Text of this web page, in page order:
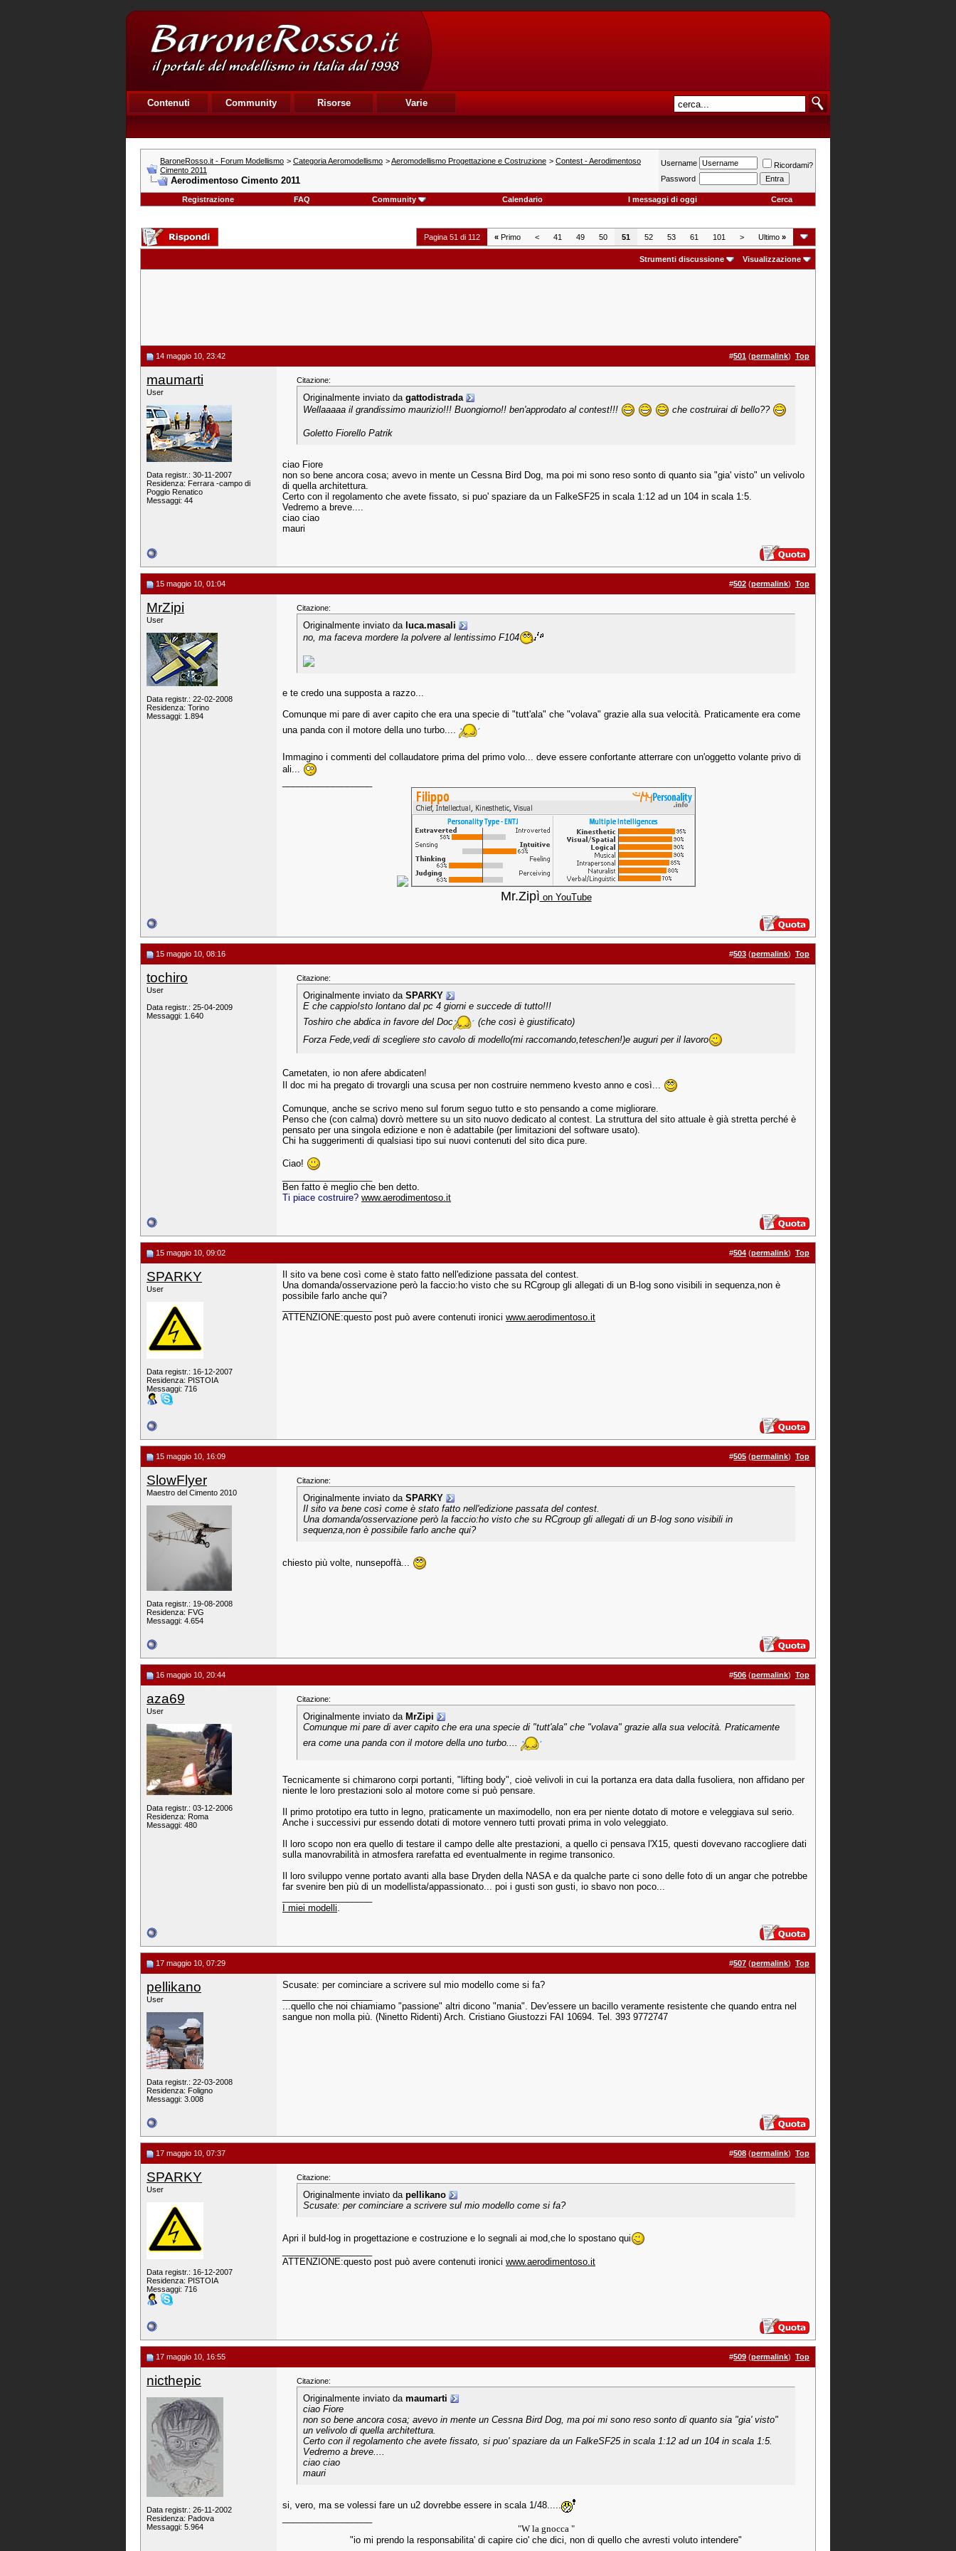
Contenuti Community Risorse Varie
BaroneRosso.it - Forum Modellismo > Categoria Aeromodellismo >Aeromodellismo Progettazione e Costruzione > Contest - Aerodimentoso
Cimento 2011
Aerodimentoso Cimento 2011
Username
Ricordami?
Password
Registrazione FAQ Community Calendario I messaggi di oggi Cerca
Pagina 51 di 112 « Primo < 41 49 50 51 52 53 61 101 > Ultimo »
Strumenti discussione Visualizzazione
14 maggio 10, 23:42 #501 (permalink) Top
maumarti
User
Data registr.: 30-11-2007
Residenza: Ferrara -campo di
Poggio Renatico
Messaggi: 44
Citazione:
Originalmente inviato da gattodistrada
Wellaaaaa il grandissimo maurizio!!! Buongiorno!! ben'approdato al contest!!!
che costruirai di bello??
Goletto Fiorello Patrik
ciao Fiore
non so bene ancora cosa; avevo in mente un Cessna Bird Dog, ma poi mi sono reso sonto di quanto sia "gia' visto" un velivolo
di quella architettura.
Certo con il regolamento che avete fissato, si puo' spaziare da un FalkeSF25 in scala 1:12 ad un 104 in scala 1:5.
Vedremo a breve....
ciao ciao
mauri
15 maggio 10, 01:04 #502 (permalink) Top
MrZipi
User
Data registr.: 22-02-2008
Residenza: Torino
Messaggi: 1.894
Citazione:
Originalmente inviato da luca.masali
no, ma faceva mordere la polvere al lentissimo F104
e te credo una supposta a razzo...
Comunque mi pare di aver capito che era una specie di "tutt'ala" che "volava" grazie alla sua velocità. Praticamente era come
una panda con il motore della uno turbo....
Immagino i commenti del collaudatore prima del primo volo... deve essere confortante atterrare con un'oggetto volante privo di
ali...
Mr.Zipì on YouTube
15 maggio 10, 08:16 #503 (permalink) Top
tochiro
User
Data registr.: 25-04-2009
Messaggi: 1.640
Citazione:
Originalmente inviato da SPARKY
E che cappio!sto lontano dal pc 4 giorni e succede di tutto!!!
Toshiro che abdica in favore del Doc
(che così è giustificato)
Forza Fede,vedi di scegliere sto cavolo di modello(mi raccomando,teteschen!)e auguri per il lavoro
Cametaten, io non afere abdicaten!
Il doc mi ha pregato di trovargli una scusa per non costruire nemmeno kvesto anno e così...
Comunque, anche se scrivo meno sul forum seguo tutto e sto pensando a come migliorare.
Penso che (con calma) dovrò mettere su un sito nuovo dedicato al contest. La struttura del sito attuale è già stretta perché è
pensato per una singola edizione e non è adattabile (per limitazioni del software usato).
Chi ha suggerimenti di qualsiasi tipo sui nuovi contenuti del sito dica pure.
Ciao!
Ben fatto è meglio che ben detto.
Ti piace costruire? www.aerodimentoso.it
15 maggio 10, 09:02 #504 (permalink) Top
SPARKY
User
Data registr.: 16-12-2007
Residenza: PISTOIA
Messaggi: 716
Il sito va bene così come è stato fatto nell'edizione passata del contest.
Una domanda/osservazione però la faccio:ho visto che su RCgroup gli allegati di un B-log sono visibili in sequenza,non è
possibile farlo anche qui?
ATTENZIONE:questo post può avere contenuti ironici www.aerodimentoso.it
15 maggio 10, 16:09 #505 (permalink) Top
SlowFlyer
Maestro del Cimento 2010
Data registr.: 19-08-2008
Residenza: FVG
Messaggi: 4.654
Citazione:
Originalmente inviato da SPARKY
Il sito va bene così come è stato fatto nell'edizione passata del contest.
Una domanda/osservazione però la faccio:ho visto che su RCgroup gli allegati di un B-log sono visibili in
sequenza,non è possibile farlo anche qui?
chiesto più volte, nunsepoffà...
16 maggio 10, 20:44 #506 (permalink) Top
aza69
User
Data registr.: 03-12-2006
Residenza: Roma
Messaggi: 480
Citazione:
Originalmente inviato da MrZipi
Comunque mi pare di aver capito che era una specie di "tutt'ala" che "volava" grazie alla sua velocità. Praticamente
era come una panda con il motore della uno turbo....
Tecnicamente si chimarono corpi portanti, "lifting body", cioè velivoli in cui la portanza era data dalla fusoliera, non affidano per
niente le loro prestazioni solo al motore come si può pensare.
Il primo prototipo era tutto in legno, praticamente un maximodello, non era per niente dotato di motore e veleggiava sul serio.
Anche i successivi pur essendo dotati di motore vennero tutti provati prima in volo veleggiato.
Il loro scopo non era quello di testare il campo delle alte prestazioni, a quello ci pensava l'X15, questi dovevano raccogliere dati
sulla manovrabilità in atmosfera rarefatta ed eventualmente in regime transonico.
Il loro sviluppo venne portato avanti alla base Dryden della NASA e da qualche parte ci sono delle foto di un angar che potrebbe
far svenire ben più di un modellista/appassionato... poi i gusti son gusti, io sbavo non poco...
I miei modelli.
17 maggio 10, 07:29 #507 (permalink) Top
pellikano
User
Data registr.: 22-03-2008
Residenza: Foligno
Messaggi: 3.008
Scusate: per cominciare a scrivere sul mio modello come si fa?
...quello che noi chiamiamo "passione" altri dicono "mania". Dev'essere un bacillo veramente resistente che quando entra nel
sangue non molla più. (Ninetto Ridenti) Arch. Cristiano Giustozzi FAI 10694. Tel. 393 9772747
17 maggio 10, 07:37 #508 (permalink) Top
SPARKY
User
Data registr.: 16-12-2007
Residenza: PISTOIA
Messaggi: 716
Citazione:
Originalmente inviato da pellikano
Scusate: per cominciare a scrivere sul mio modello come si fa?
Apri il buld-log in progettazione e costruzione e lo segnali ai mod,che lo spostano qui
ATTENZIONE:questo post può avere contenuti ironici www.aerodimentoso.it
17 maggio 10, 16:55 #509 (permalink) Top
nicthepic
Data registr.: 26-11-2002
Residenza: Padova
Messaggi: 5.964
Citazione:
Originalmente inviato da maumarti
ciao Fiore
non so bene ancora cosa; avevo in mente un Cessna Bird Dog, ma poi mi sono reso sonto di quanto sia "gia' visto"
un velivolo di quella architettura.
Certo con il regolamento che avete fissato, si puo' spaziare da un FalkeSF25 in scala 1:12 ad un 104 in scala 1:5.
Vedremo a breve....
ciao ciao
mauri
si, vero, ma se volessi fare un u2 dovrebbe essere in scala 1/48.....
"W la gnocca "
"io mi prendo la responsabilita' di capire cio' che dici, non di quello che avresti voluto intendere"